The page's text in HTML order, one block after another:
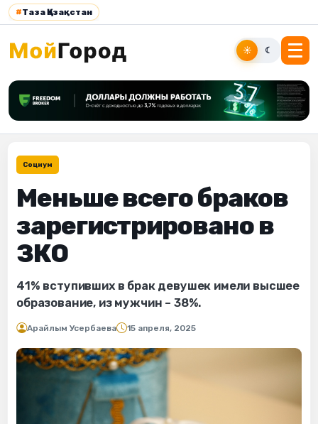
#Таза Қазақстан
☀ ☾
Социум
Меньше всего браков
зарегистрировано в
ЗКО
41% вступивших в брак девушек имели высшее
образование, из мужчин – 38%.
Арайлым Усербаева 15 апреля, 2025